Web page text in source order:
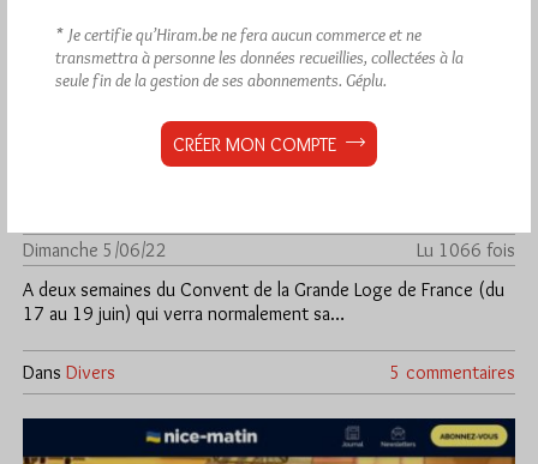
Interview de fin de mandat de Pierre-
Marie Adam, Grand-Maître de la GLDF
Dimanche 5/06/22
Lu 1066 fois
A deux semaines du Convent de la Grande Loge de France (du
17 au 19 juin) qui verra normalement sa…
Dans Divers 5 commentaires
* Je certifie qu’Hiram.be ne fera aucun commerce et ne
transmettra à personne les données recueillies, collectées à la
seule fin de la gestion de ses abonnements. Géplu.
CRÉER MON COMPTE